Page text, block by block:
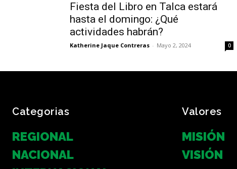
Fiesta del Libro en Talca estará
hasta el domingo: ¿Qué
actividades habrán?
Katherine Jaque Contreras - Mayo 2, 2024 0
Categorias
REGIONAL
NACIONAL
Valores
MISIÓN
VISIÓN